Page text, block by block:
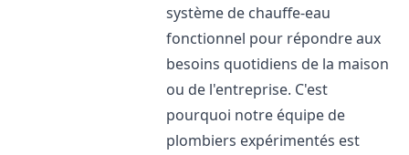
système de chauffe-eau
fonctionnel pour répondre aux
besoins quotidiens de la maison
ou de l'entreprise. C'est
pourquoi notre équipe de
plombiers expérimentés est